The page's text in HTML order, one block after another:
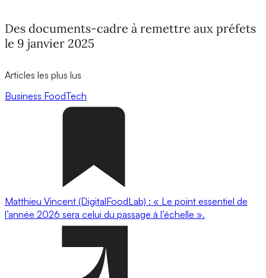
Des documents-cadre à remettre aux préfets
le 9 janvier 2025
Articles les plus lus
Business FoodTech
Matthieu Vincent (DigitalFoodLab) : « Le point essentiel de
l’année 2026 sera celui du passage à l’échelle ».